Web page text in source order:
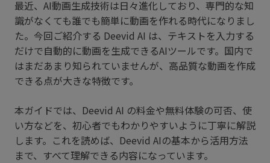
最近、AI動画生成技術は日々進化しており、専門的な知
識がなくても誰でも簡単に動画を作れる時代になりまし
た。今回ご紹介する Deevid AI は、テキストを入力する
だけで自動的に動画を生成できるAIツールです。国内で
はまだあまり知られていませんが、高品質な動画を作成
できる点が大きな特徴です。
本ガイドでは、Deevid AI の料金や無料体験の可否、使
い方などを、初心者でもわかりやすいように丁寧に解説
します。これを読めば、Deevid AIの基本から活用方法
まで、すべて理解できる内容になっています。